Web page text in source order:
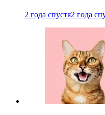
2 года спустя2 года